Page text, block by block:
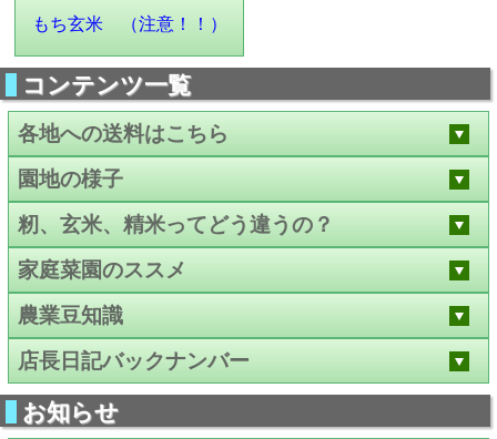
もち玄米 （注意！！）
コンテンツ一覧
各地への送料はこちら
園地の様子
籾、玄米、精米ってどう違うの？
家庭菜園のススメ
農業豆知識
店長日記バックナンバー
お知らせ